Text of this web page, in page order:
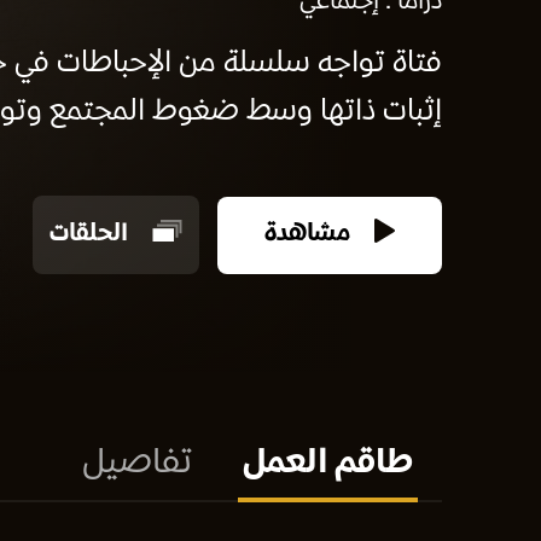
فتاة تواجه سلسلة من الإحباطات في
إثبات ذاتها وسط ضغوط المجتمع
مشاهدة الحلقات
طاقم العمل تفاصيل